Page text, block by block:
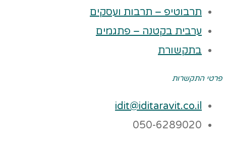
תרבוטיפ – תרבות ועסקים
ערבית בקטנה – פתגמים
בתקשורת
פרטי התקשרות
idit@iditaravit.co.il
050-6289020